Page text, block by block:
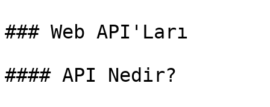
### Web API'Ları
#### API Nedir?